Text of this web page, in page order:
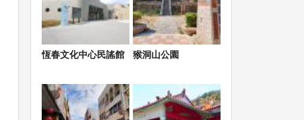
恆春文化中心民謠館 猴洞山公園